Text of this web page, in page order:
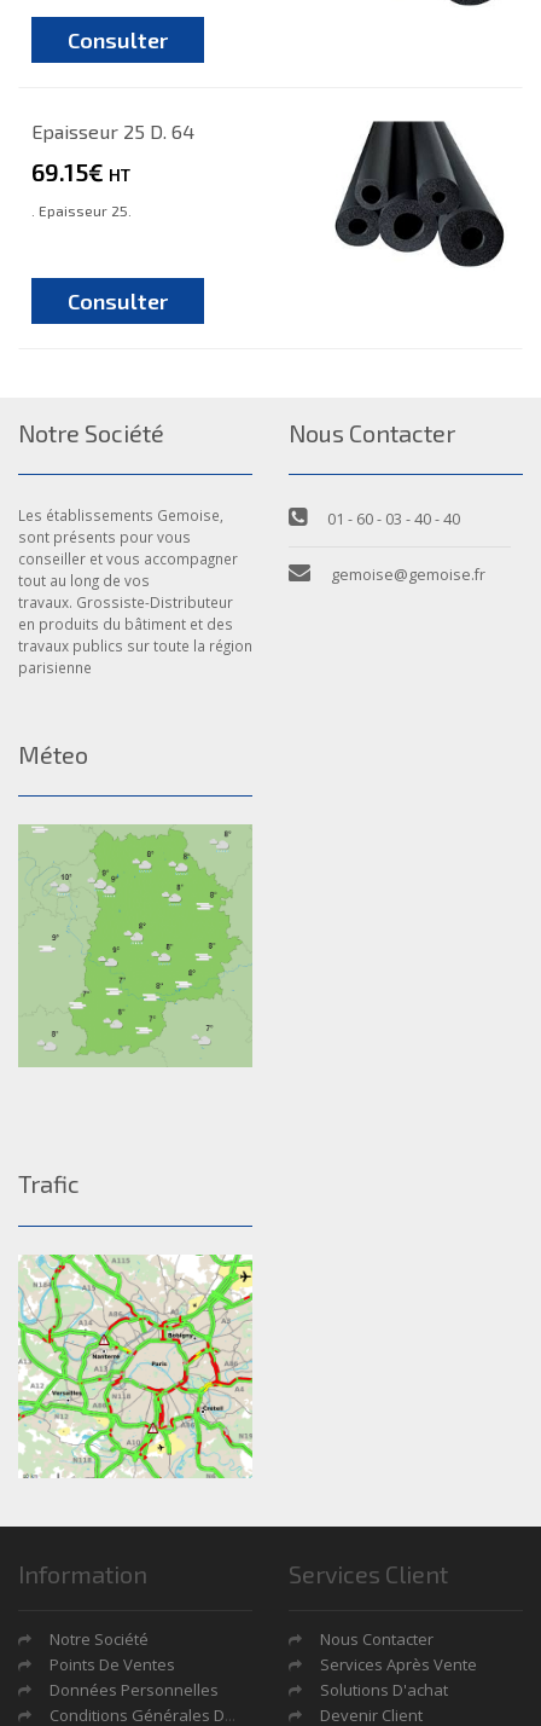
Consulter
Epaisseur 25 D. 64
69.15€ HT
. Epaisseur 25.
Consulter
Notre Société
Les établissements Gemoise,
sont présents pour vous
conseiller et vous accompagner
tout au long de vos
travaux. Grossiste-Distributeur
en produits du bâtiment et des
travaux publics sur toute la région
parisienne
Nous Contacter
01 - 60 - 03 - 40 - 40
gemoise@gemoise.fr
Méteo
Trafic
Information
Notre Société
Points De Ventes
Données Personnelles
Conditions Générales De Ventes
Services Client
Nous Contacter
Services Après Vente
Solutions D'achat
Devenir Client